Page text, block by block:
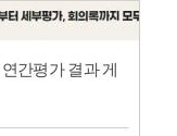
연간평가 결과 게